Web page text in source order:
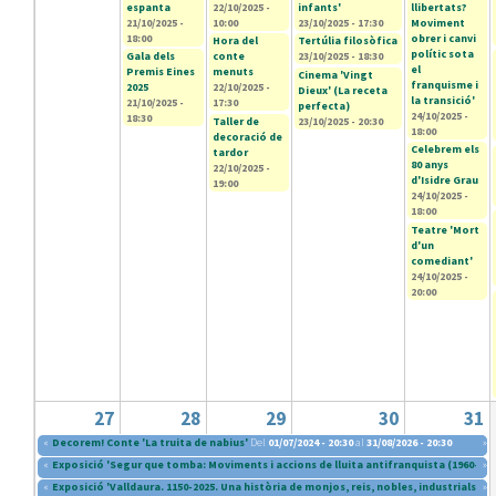
espanta
21/10/2025 -
18:00
Gala dels
Premis Eines
2025
21/10/2025 -
18:30
22/10/2025 -
10:00
Hora del
conte
menuts
22/10/2025 -
17:30
Taller de
decoració de
tardor
22/10/2025 -
19:00
infants'
23/10/2025 - 17:30
Tertúlia filosòfica
23/10/2025 - 18:30
Cinema 'Vingt
Dieux' (La receta
perfecta)
23/10/2025 - 20:30
llibertats?
Moviment
obrer i canvi
polític sota
el
franquisme i
la transició'
24/10/2025 -
18:00
Celebrem els
80 anys
d'Isidre Grau
24/10/2025 -
18:00
Teatre 'Mort
d'un
comediant'
24/10/2025 -
20:00
27 28 29 30 31
« Decorem! Conte 'La truita de nabius' Del 01/07/2024 - 20:30al 31/08/2026 - 20:30
»
« Exposició 'Segur que tomba: Moviments i accions de lluita antifranquista (1960- »
« Exposició 'Valldaura. 1150-2025. Una història de monjos, reis, nobles, industrials i»